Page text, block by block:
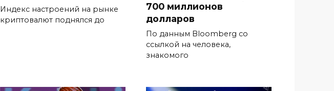
Индекс настроений на рынке
криптовалют поднялся до
700 миллионов
долларов
По данным Bloomberg со
ссылкой на человека,
знакомого